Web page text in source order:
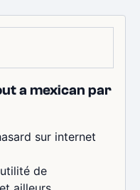
a mexican par
sur internet
de